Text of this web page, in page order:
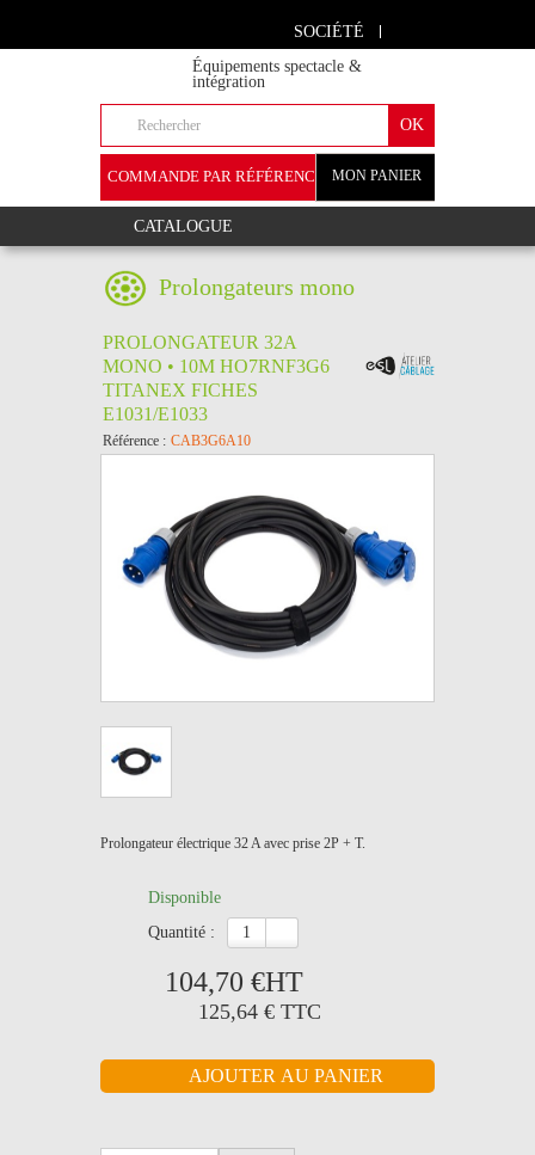
SOCIÉTÉ
Équipements spectacle &
intégration
MON PANIER
COMMANDE PAR RÉFÉRENCE
CATALOGUE
Prolongateurs mono
PROLONGATEUR 32A
MONO • 10M HO7RNF3G6
TITANEX FICHES
E1031/E1033
Référence : CAB3G6A10
Prolongateur électrique 32 A avec prise 2P + T.
Disponible
quantité :
104,70 €HT
125,64 € TTC